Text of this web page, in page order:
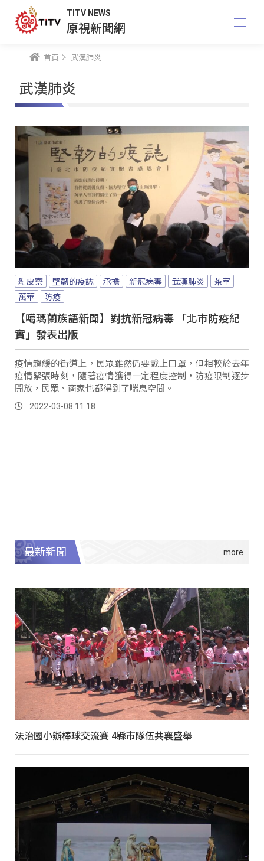
TITV NEWS
原視新聞網
首頁 武漢肺炎
武漢肺炎
剝皮寮 堅韌的疫誌 承擔 新冠病毒 武漢肺炎
茶室
萬華
防疫
【噶瑪蘭族語新聞】對抗新冠病毒 「北市防疫紀
實」發表出版
疫情趨緩的街道上，民眾雖然仍要戴上口罩，但相較於去年
疫情緊張時刻，隨著疫情獲得一定程度控制，防疫限制逐步
開放，民眾、商家也都得到了喘息空間。
2022-03-08 11:18
最新新聞
法治國小辦棒球交流賽 4縣市隊伍共襄盛舉